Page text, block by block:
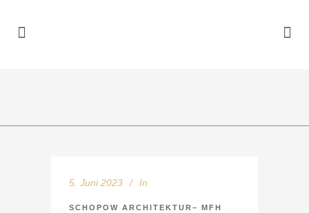
5. Juni 2023 In
SCHOPOW ARCHITEKTUR– MFH